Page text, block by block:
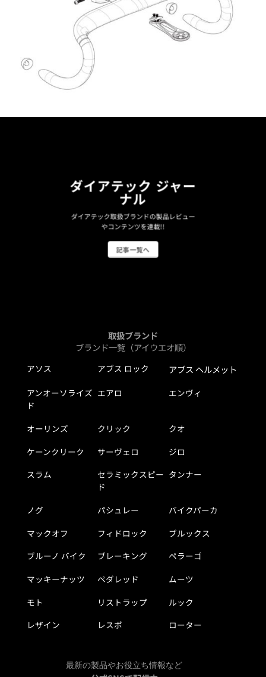
ダイアテック ジャー
ナル
ダイアテック取扱ブランドの製品レビュー
やコンテンツを連載!!
記事一覧へ
取扱ブランド
ブランド一覧（アイウエオ順）
アソス アブス ロック アブス ヘルメット
アンオーソライズ
ド
エアロ エンヴィ
オーリンズ クリック
クオ
ケーンクリーク
サーヴェロ
ジロ
スラム
セラミックスピー
ド
タンナー
ノグ パシュレー
バイクパーカ
マックオフ
フィドロック
ブルックス
ブルーノ バイク
ブレーキング
ペラーゴ
マッキーナッツ
ペダレッド
ムーツ
モト
リストラップ
ルック
レザイン
レスポ ローター
最新の製品やお役立ち情報など